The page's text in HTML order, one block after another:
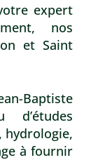
expert
nos
et Saint
Baptiste
d’études
hydrologie,
à fournir